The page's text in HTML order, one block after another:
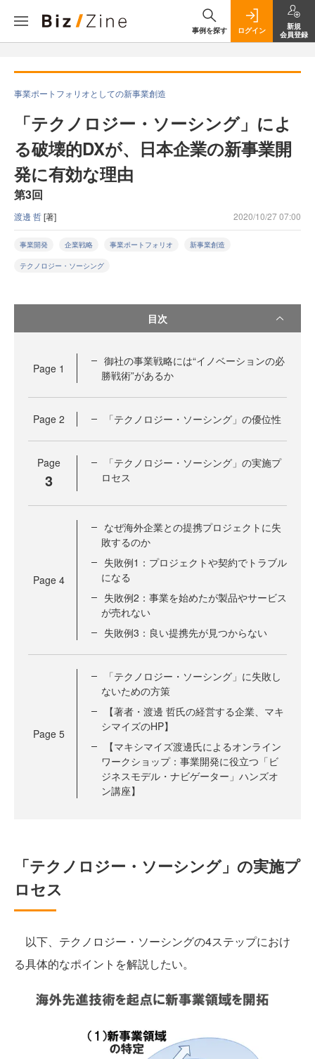
事例を探す ログイン
新規
会員登録
事業ポートフォリオとしての新事業創造
「テクノロジー・ソーシング」によ
る破壊的DXが、日本企業の新事業開
発に有効な理由
第3回
渡邊 哲[著] 2020/10/27 07:00
事業開発 企業戦略 事業ポートフォリオ 新事業創造
テクノロジー・ソーシング
目次
Page 1
御社の事業戦略には“イノベーションの必
勝戦術”があるか
Page 2 「テクノロジー・ソーシング」の優位性
Page
3
「テクノロジー・ソーシング」の実施プ
ロセス
Page 4
なぜ海外企業との提携プロジェクトに失
敗するのか
失敗例1：プロジェクトや契約でトラブル
になる
失敗例2：事業を始めたが製品やサービス
が売れない
失敗例3：良い提携先が見つからない
Page 5
「テクノロジー・ソーシング」に失敗し
ないための方策
【著者・渡邊 哲氏の経営する企業、マキ
シマイズのHP】
【マキシマイズ渡邊氏によるオンライン
ワークショップ：事業開発に役立つ「ビ
ジネスモデル・ナビゲーター」ハンズオ
ン講座】
「テクノロジー・ソーシング」の実施プ
ロセス
以下、テクノロジー・ソーシングの4ステップにおけ
る具体的なポイントを解説したい。